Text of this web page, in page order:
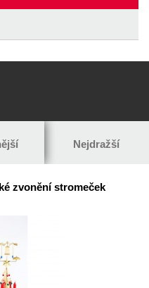
Nejdražší
zvonění stromeček